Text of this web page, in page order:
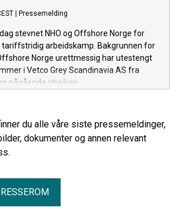
Pressemelding
stevnet NHO og Offshore Norge for
arbeidskamp. Bakgrunnen for
Norge urettmessig har utestengt
i Vetco Grey Scandinavia AS fra
pågående streiken.
du alle våre siste pressemeldinger,
dokumenter og annen relevant